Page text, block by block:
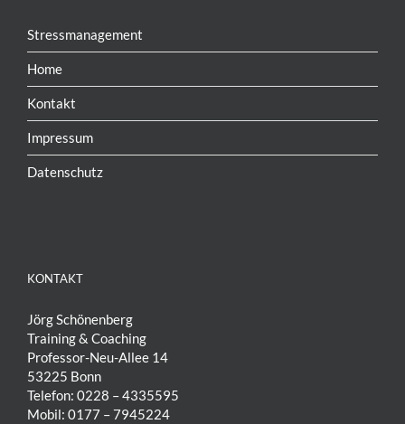
Stressmanagement
Home
Kontakt
Impressum
Datenschutz
KONTAKT
Jörg Schönenberg
Training & Coaching
Professor-Neu-Allee 14
53225 Bonn
Telefon: 0228 – 4335595
Mobil: 0177 – 7945224